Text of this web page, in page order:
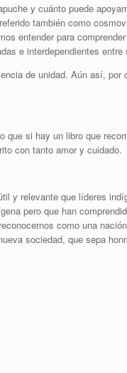
y cuánto puede
también como
entender para
e interdependientes entre
de unidad. Aún así, por
si hay un libro que
con tanto amor y cuidado.
y relevante que líderes
pero que han
como una
sociedad, que sepa